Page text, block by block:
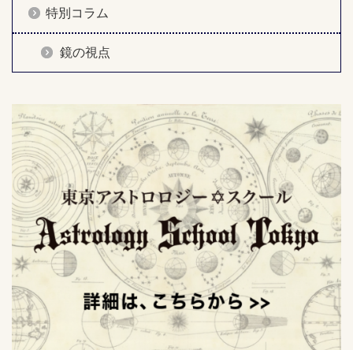
特別コラム
鏡の視点